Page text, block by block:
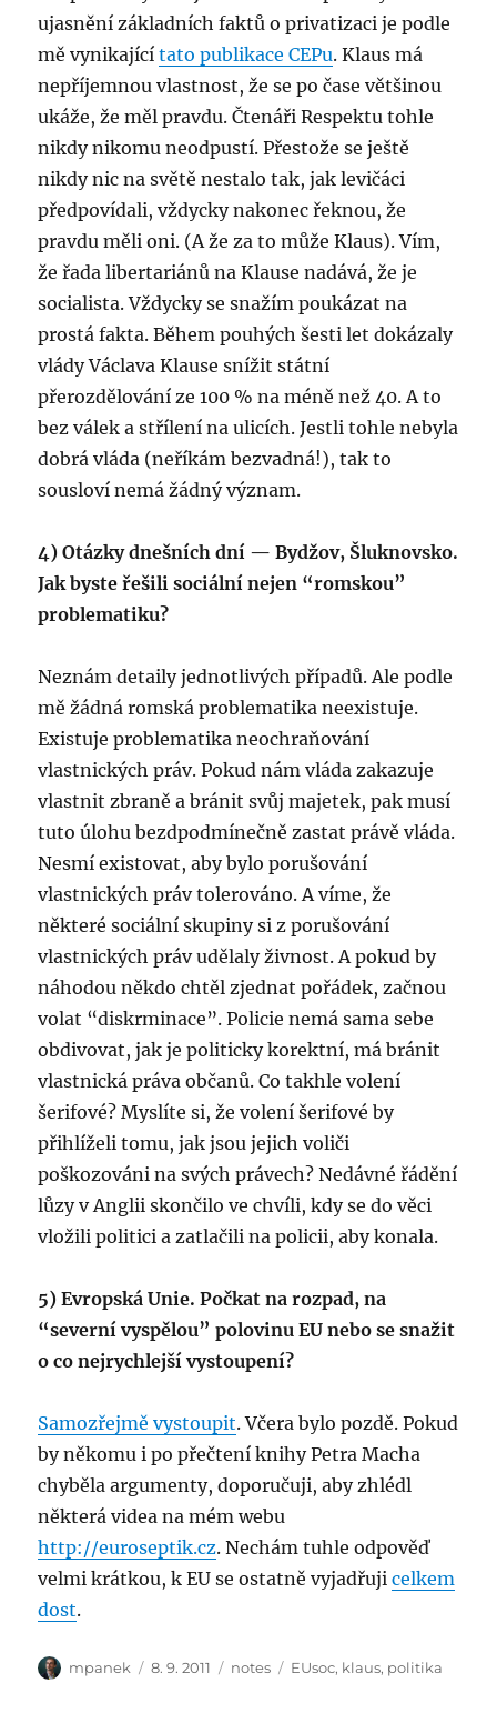
ujasnění základních faktů o privatizaci je podle
mě vynikajícítato publikace CEPu. Klaus má
nepříjemnou vlastnost, že se po čase většinou
ukáže, že měl pravdu. Čtenáři Respektu tohle
nikdy nikomu neodpustí. Přestože se ještě
nikdy nic na světě nestalo tak, jak levičáci
předpovídali, vždycky nakonec řeknou, že
pravdu měli oni. (A že za to může Klaus). Vím,
že řada libertariánů na Klause nadává, že je
socialista. Vždycky se snažím poukázat na
prostá fakta. Během pouhých šesti let dokázaly
vlády Václava Klause snížit státní
přerozdělování ze 100 % na méně než 40. A to
bez válek a střílení na ulicích. Jestli tohle nebyla
dobrá vláda (neříkám bezvadná!), tak to
sousloví nemá žádný význam.
4) Otázky dnešních dní — Bydžov, Šluknovsko.
Jak byste řešili sociální nejen “romskou”
problematiku?
Neznám detaily jednotlivých případů. Ale podle
mě žádná romská problematika neexistuje.
Existuje problematika neochraňování
vlastnických práv. Pokud nám vláda zakazuje
vlastnit zbraně a bránit svůj majetek, pak musí
tuto úlohu bezdpodmínečně zastat právě vláda.
Nesmí existovat, aby bylo porušování
vlastnických práv tolerováno. A víme, že
některé sociální skupiny si z porušování
vlastnických práv udělaly živnost. A pokud by
náhodou někdo chtěl zjednat pořádek, začnou
volat “diskrminace”. Policie nemá sama sebe
obdivovat, jak je politicky korektní, má bránit
vlastnická práva občanů. Co takhle volení
šerifové? Myslíte si, že volení šerifové by
přihlíželi tomu, jak jsou jejich voliči
poškozováni na svých právech? Nedávné řádění
lůzy v Anglii skončilo ve chvíli, kdy se do věci
vložili politici a zatlačili na policii, aby konala.
5) Evropská Unie. Počkat na rozpad, na
“severní vyspělou” polovinu EU nebo se snažit
o co nejrychlejší vystoupení?
Samozřejmě vystoupit. Včera bylo pozdě. Pokud
by někomu i po přečtení knihy Petra Macha
chyběla argumenty, doporučuji, aby zhlédl
některá videa na mém webu
http://euroseptik.cz. Nechám tuhle odpověď
velmi krátkou, k EU se ostatně vyjadřujicelkem
dost.
Author
mpanek
Posted
8. 9. 2011 Categories
notes Tags
EUsoc, klaus, politika